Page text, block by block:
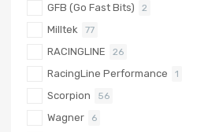
GFB (Go Fast Bits) 2
Milltek 77
RACINGLINE 26
RacingLine Performance 1
Scorpion 56
Wagner 6